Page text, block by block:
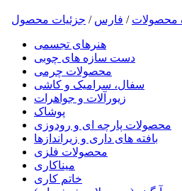
محصولات / فارس / جزئیات محصول
هنرهای تجسمی
دست سازه های چوبی
محصولات چرمی
سفال، سرامیک و کاشی
زیورآلات و جواهرات
پوشاک
محصولات پارچه ای و رودوزی
بافته های داری و زیراندازها
محصولات فلزی
میناکاری
خاتم کاری